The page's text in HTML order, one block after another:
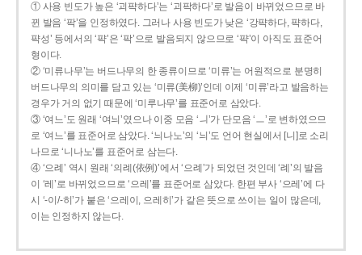
① 사용 빈도가 높은 ‘괴퍅하다’는 ‘괴팍하다’로 발음이 바뀌었으므로 바
뀐 발음 ‘팍’을 인정하였다. 그러나 사용 빈도가 낮은 ‘강퍅하다, 퍅하다,
퍅성’ 등에서의 ‘퍅’은 ‘팍’으로 발음되지 않으므로 ‘퍅’이 아직도 표준어
형이다.
② ‘미류나무’는 버드나무의 한 종류이므로 ‘미류’는 어원적으로 분명히
버드나무의 의미를 담고 있는 ‘미류(美柳)’인데 이제 ‘미류’라고 발음하는
경우가 거의 없기 때문에 ‘미루나무’를 표준어로 삼았다.
③ ‘여느’도 원래 ‘여늬’였으나 이중 모음 ‘ㅢ’가 단모음 ‘ㅡ’로 변하였으므
로 ‘여느’를 표준어로 삼았다. ‘늬나노’의 ‘늬’도 언어 현실에서 [니]로 소리
나므로 ‘니나노’를 표준어로 삼는다.
④ ‘으례’ 역시 원래 ‘의례(依例)’에서 ‘으례’가 되었던 것인데 ‘례’의 발음
이 ‘레’로 바뀌었으므로 ‘으레’를 표준어로 삼았다. 한편 부사 ‘으레’에 다
시 ‘-이/-히’가 붙은 ‘으레이, 으레히’가 같은 뜻으로 쓰이는 일이 많은데,
이는 인정하지 않는다.